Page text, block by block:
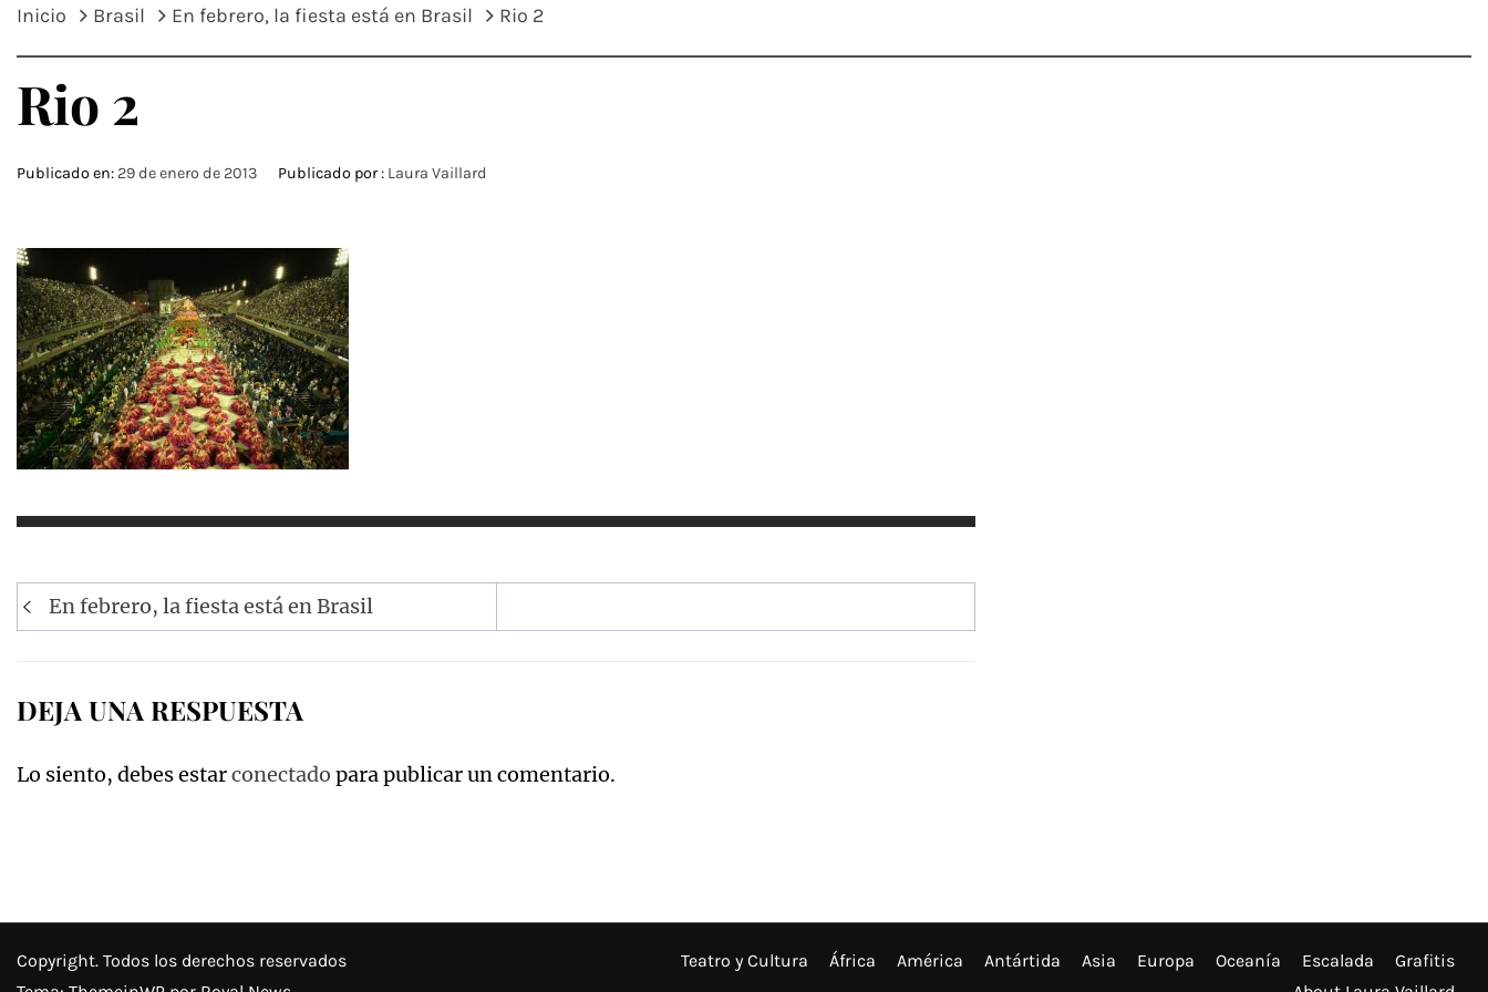
Inicio Brasil En febrero, la fiesta está en Brasil Rio 2
Rio 2
Publicado en: 29 de enero de 2013 Publicado por : Laura Vaillard
Navegación
de
En febrero, la fiesta está en Brasil
DEJA UNA RESPUESTA
Lo siento, debes estarconectado para publicar un comentario.
Copyright. Todos los derechos reservados
Teatro y Cultura África América Antártida Asia Europa Oceanía Escalada
Grafitis